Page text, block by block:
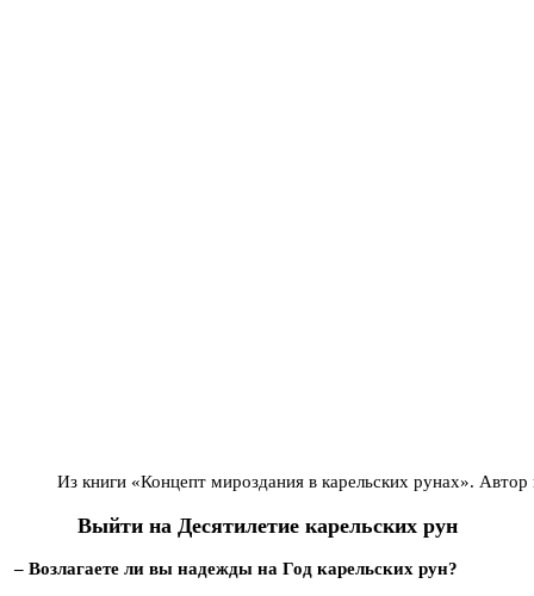
Из книги «Концепт мироздания в карельских рунах».
Выйти на Десятилетие карельских рун
– Возлагаете ли вы надежды на Год карельских рун?